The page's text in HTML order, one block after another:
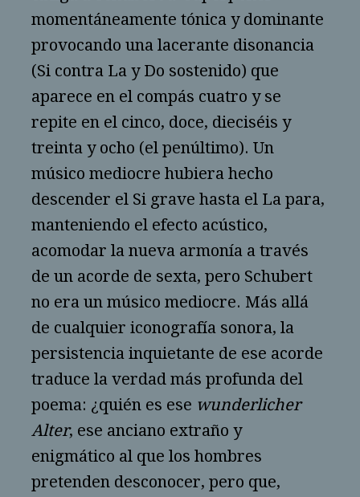
momentáneamente tónica y dominante
provocando una lacerante disonancia
(Si contra La y Do sostenido) que
aparece en el compás cuatro y se
repite en el cinco, doce, dieciséis y
treinta y ocho (el penúltimo). Un
músico mediocre hubiera hecho
descender el Si grave hasta el La para,
manteniendo el efecto acústico,
acomodar la nueva armonía a través
de un acorde de sexta, pero Schubert
no era un músico mediocre. Más allá
de cualquier iconografía sonora, la
persistencia inquietante de ese acorde
traduce la verdad más profunda del
poema: ¿quién es ese wunderlicher
Alter, ese anciano extraño y
enigmático al que los hombres
pretenden desconocer, pero que,